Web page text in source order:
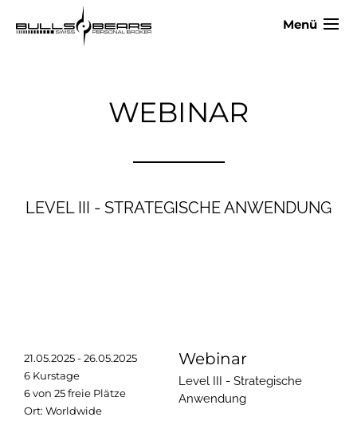
Menü
WEBINAR
LEVEL III - STRATEGISCHE ANWENDUNG
21.05.2025 - 26.05.2025
6 Kurstage
6 von 25 freie Plätze
Ort: Worldwide
Webinar
Level III - Strategische
Anwendung